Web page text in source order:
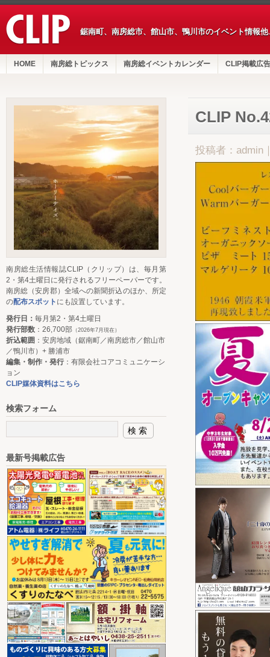
鋸南町、南房総市、館山市、鴨川市のイベント情報
HOME 南房総トピックス 南房総イベントカレンダー CLIP掲載広告
CLIP
投稿者：admin
南房総生活情報誌CLIP（クリップ）は、毎月第
2・第4土曜日に発行されるフリーペーパーです。
南房総（安房郡）全域への新聞折込のほか、所定
の配布スポット にも設置しています。
発行日： 毎月第2・第4土曜日
発行部数 ：26,700部 （2026年7月現在）
折込範囲 ：安房地域（鋸南町／南房総市／館山市
／鴨川市）+ 勝浦市
編集・制作・発行：有限会社コアコミュニケーシ
ョン
CLIP媒体資料はこちら
検索フォーム
最新号掲載広告